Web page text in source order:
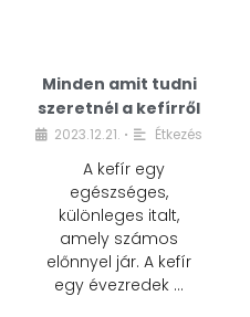
Minden amit tudni
szeretnél a kefírről
2023.12.21. • Étkezés
A kefír egy
egészséges,
különleges italt,
amely számos
előnnyel jár. A kefír
egy évezredek …